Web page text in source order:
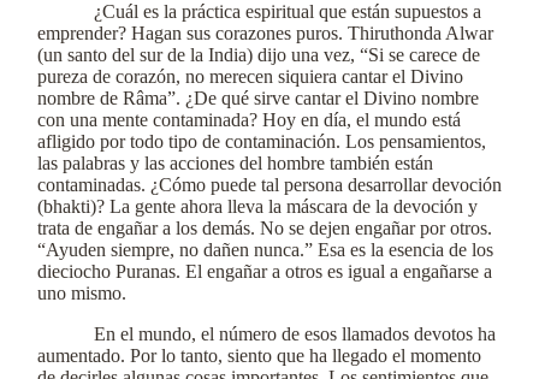
¿Cuál es la práctica espiritual que están supuestos a
emprender? Hagan sus corazones puros. Thiruthonda Alwar
(un santo del sur de la India) dijo una vez, “Si se carece de
pureza de corazón, no merecen siquiera cantar el Divino
nombre de Râma”. ¿De qué sirve cantar el Divino nombre
con una mente contaminada? Hoy en día, el mundo está
afligido por todo tipo de contaminación. Los pensamientos,
las palabras y las acciones del hombre también están
contaminadas. ¿Cómo puede tal persona desarrollar devoción
(bhakti)? La gente ahora lleva la máscara de la devoción y
trata de engañar a los demás. No se dejen engañar por otros.
“Ayuden siempre, no dañen nunca.” Esa es la esencia de los
dieciocho Puranas. El engañar a otros es igual a engañarse a
uno mismo.
En el mundo, el número de esos llamados devotos ha
aumentado. Por lo tanto, siento que ha llegado el momento